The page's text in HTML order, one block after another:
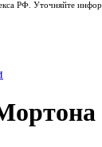
РФ. Уточняйте